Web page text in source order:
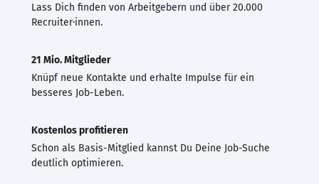
Lass Dich finden von Arbeitgebern und über 20.000
Recruiter·innen.
21 Mio. Mitglieder
Knüpf neue Kontakte und erhalte Impulse für ein
besseres Job-Leben.
Kostenlos profitieren
Schon als Basis-Mitglied kannst Du Deine Job-Suche
deutlich optimieren.